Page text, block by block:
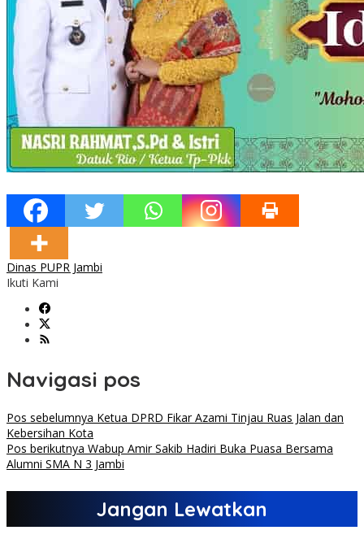
Dinas PUPR Jambi
Ikuti Kami
Navigasi pos
Pos sebelumnya Ketua DPRD Fikar Azami Tinjau Ruas Jalan dan
Kebersihan Kota
Pos berikutnya Wabup Amir Sakib Hadiri Buka Puasa Bersama
Alumni SMA N 3 Jambi
Jangan Lewatkan